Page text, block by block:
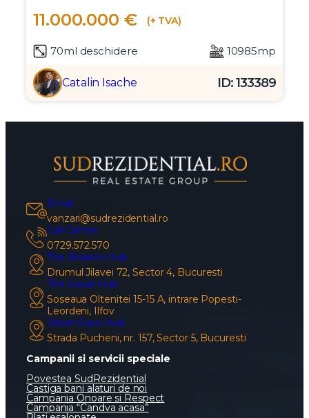
11.000.000 € (+ TVA)
70ml deschidere
Catalin Isache
Email
Call Center
0729.572.570
The Brokers Hub